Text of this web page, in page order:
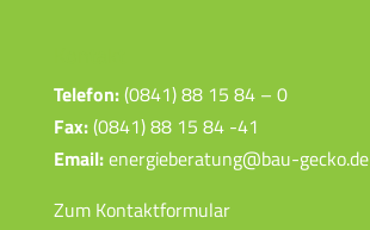
Telefon:(0841) 88 15 84 – 0
Fax:(0841) 88 15 84 -41
Email:energieberatung@bau-gecko.de
Zum Kontaktformular